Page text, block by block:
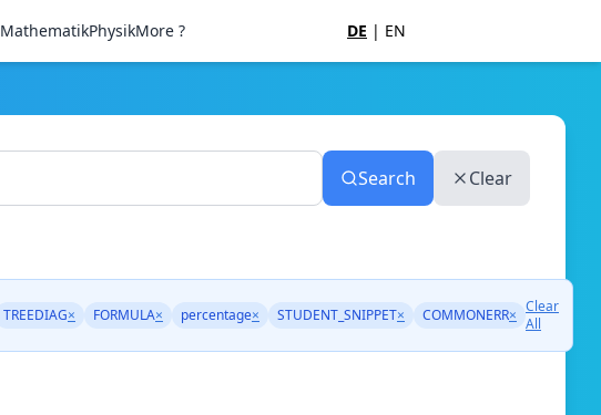
MathematikPhysikMore ? DE | EN
Search Clear
TREEDIAG× FORMULA× percentage× STUDENT_SNIPPET× COMMONERR× Clear
All